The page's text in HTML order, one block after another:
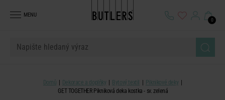
MENU
0
Domů Dekorace a doplňky Bytový textil
Piknikové deky
GET TOGETHER Pikniková deka kostka - sv. zelená